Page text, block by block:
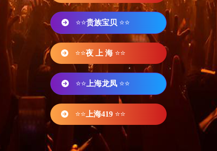
⭐⭐贵族宝贝 ⭐⭐
⭐⭐夜 上 海 ⭐⭐
⭐⭐ 上海龙凤 ⭐⭐
⭐⭐ 上海419 ⭐⭐